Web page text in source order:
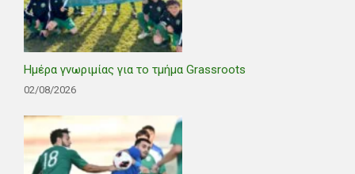
Ημέρα γνωριμίας για το τμήμα Grassroots
02/08/2026